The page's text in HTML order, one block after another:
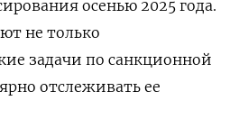
осенью 2025 года.
не только
задачи по санкционной
отслеживать ее